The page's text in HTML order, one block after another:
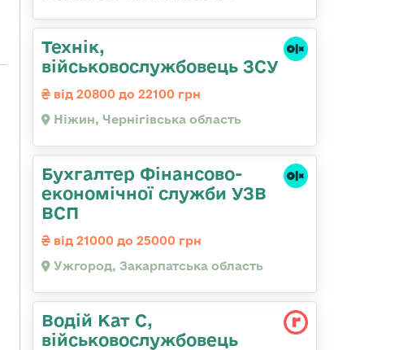
Технік,
військовослужбовець ЗСУ
від 20800 до 22100 грн
Ніжин, Чернігівська область
Бухгалтер Фінансово-
економічної служби УЗВ
ВСП
від 21000 до 25000 грн
Ужгород, Закарпатська область
Водій Кат С,
військовослужбовець